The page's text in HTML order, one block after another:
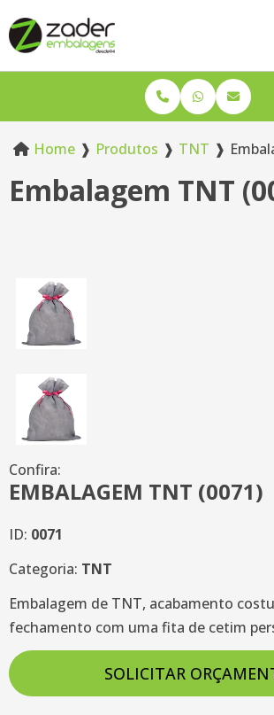
Home ❱ Produtos ❱ TNT ❱
Embalagem TNT
Confira:
EMBALAGEM TNT (0071)
ID: 0071
Categoria: TNT
Embalagem de TNT, acabamento
fechamento com uma fita de cetim
SOLICITAR